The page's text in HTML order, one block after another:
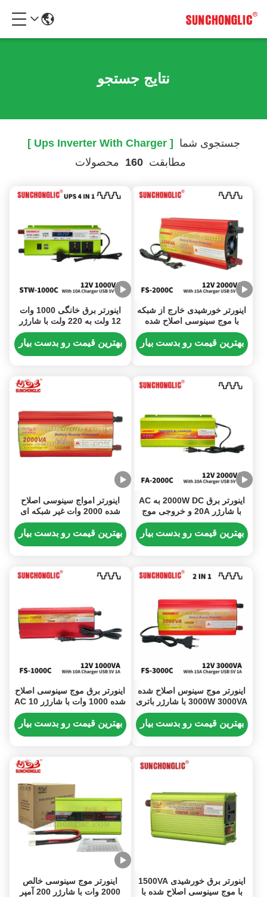
نتایج جستجو
جستجوی شما [ Ups Inverter With Charger ]
مطابقت 160 محصولات
اینورتر خورشیدی خارج از شبکه
با موج سینوسی اصلاح شده
2000 وات با شارژر 12 ولت به
220 ولت اینورتر برق
بهترین قیمت رو بدست بیار
اینورتر برق خانگی 1000 وات
12 ولت به 220 ولت با شارژر
برای تبدیل مطمئن DC به AC
بهترین قیمت رو بدست بیار
اینورتر برق 2000W DC به AC
با شارژر 20A و خروجی موج
سایز اصلاح شده
بهترین قیمت رو بدست بیار
اینورتر امواج سینوسی اصلاح
شده 2000 وات غیر شبکه ای
اینورتر خورشیدی با خروجی
USB و جریان شارژر 15A
بهترین قیمت رو بدست بیار
اینورتر موج سینوس اصلاح شده
3000W 3000VA با شارژر باتری
15A 12V تا 220V اینورتر انرژی
خورشیدی
بهترین قیمت رو بدست بیار
اینورتر برق موج سینوسی اصلاح
شده 1000 وات با شارژر AC 10
آمپر 12 ولت DC به 220 ولت
AC
بهترین قیمت رو بدست بیار
اینورتر برق خورشیدی 1500VA
با موج سینوسی اصلاح شده با
اینورتر موج سینوسی خالص
2000 وات با شارژر 200 آمپر